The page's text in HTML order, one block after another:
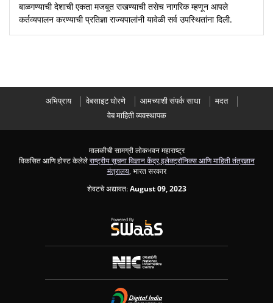
बाळगण्याची देशाची एकता मजबूत राखण्याची तसेच नागरिक म्हणून आपले
कर्तव्यपालन करण्याची प्रतिज्ञा राज्यपालांनी यावेळी सर्व उपस्थितांना दिली.
अभिप्राय वेबसाइट धोरणे आमच्याशी संपर्क साधा
मदत
वेब माहिती व्यवस्थापक
मालकीची सामग्री लोकभवन महाराष्ट्र
विकसित आणि होस्ट केलेलेराष्ट्रीय सूचना विज्ञान केंद्र,इलेक्ट्रॉनिक्स आणि माहिती तंत्रज्ञान
मंत्रालय, भारत सरकार
शेवटचे अद्यावत:August 09, 2023